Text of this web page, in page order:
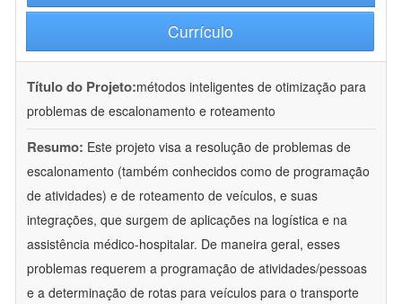
Currículo
Título do Projeto:métodos inteligentes de otimização para
problemas de escalonamento e roteamento
Resumo: Este projeto visa a resolução de problemas de
escalonamento (também conhecidos como de programação
de atividades) e de roteamento de veículos, e suas
integrações, que surgem de aplicações na logística e na
assistência médico-hospitalar. De maneira geral, esses
problemas requerem a programação de atividades/pessoas
e a determinação de rotas para veículos para o transporte